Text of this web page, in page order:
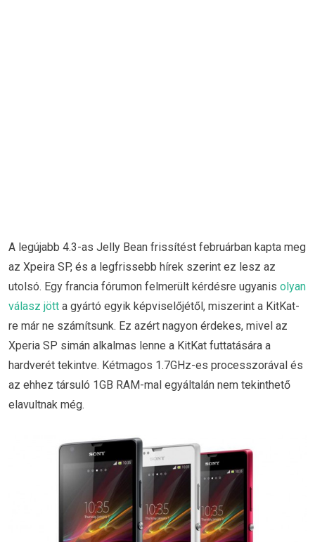
A legújabb 4.3-as Jelly Bean frissítést februárban kapta meg
az Xpeira SP, és a legfrissebb hírek szerint ez lesz az
utolsó. Egy francia fórumon felmerült kérdésre ugyanis olyan
válasz jött a gyártó egyik képviselőjétől, miszerint a KitKat-
re már ne számítsunk. Ez azért nagyon érdekes, mivel az
Xperia SP simán alkalmas lenne a KitKat futtatására a
hardverét tekintve. Kétmagos 1.7GHz-es processzorával és
az ehhez társuló 1GB RAM-mal egyáltalán nem tekinthető
elavultnak még.